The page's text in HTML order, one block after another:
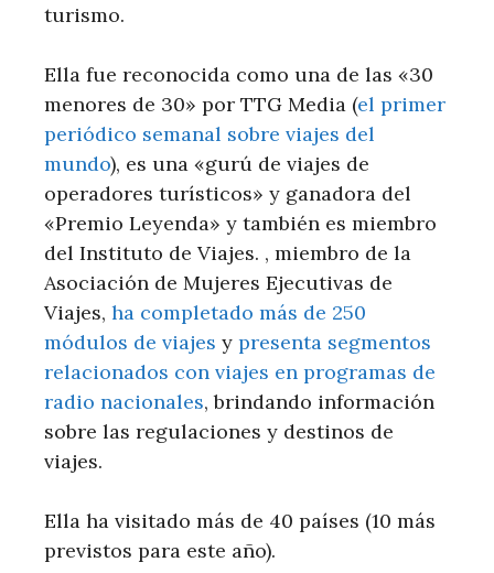
turismo.
Ella fue reconocida como una de las «30
menores de 30» por TTG Media (el primer
periódico semanal sobre viajes del
mundo), es una «gurú de viajes de
operadores turísticos» y ganadora del
«Premio Leyenda» y también es miembro
del Instituto de Viajes. , miembro de la
Asociación de Mujeres Ejecutivas de
Viajes, ha completado más de 250
módulos de viajes y presenta segmentos
relacionados con viajes en programas de
radio nacionales, brindando información
sobre las regulaciones y destinos de
viajes.
Ella ha visitado más de 40 países (10 más
previstos para este año).